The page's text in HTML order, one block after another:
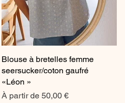
Aperçu rapide
Blouse à bretelles femme
seersucker/coton gaufré
«Léon »
À partir de 50,00 €
Prix promotionnel